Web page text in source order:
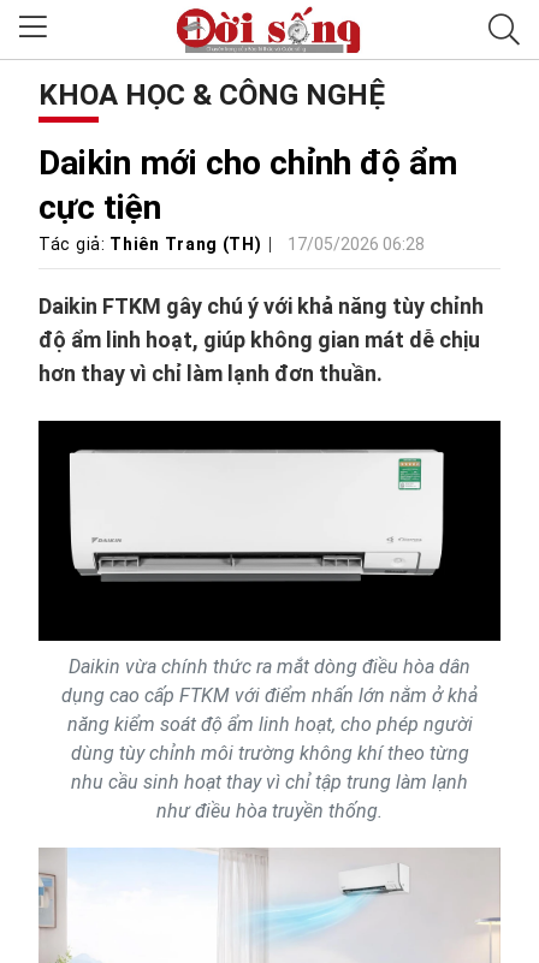
KHOA HỌC & CÔNG NGHỆ
Daikin mới cho chỉnh độ ẩm
cực tiện
Tác giả: Thiên Trang (TH) 17/05/2026 06:28
Daikin FTKM gây chú ý với khả năng tùy chỉnh
độ ẩm linh hoạt, giúp không gian mát dễ chịu
hơn thay vì chỉ làm lạnh đơn thuần.
Daikin vừa chính thức ra mắt dòng điều hòa dân
dụng cao cấp FTKM với điểm nhấn lớn nằm ở khả
năng kiểm soát độ ẩm linh hoạt, cho phép người
dùng tùy chỉnh môi trường không khí theo từng
nhu cầu sinh hoạt thay vì chỉ tập trung làm lạnh
như điều hòa truyền thống.